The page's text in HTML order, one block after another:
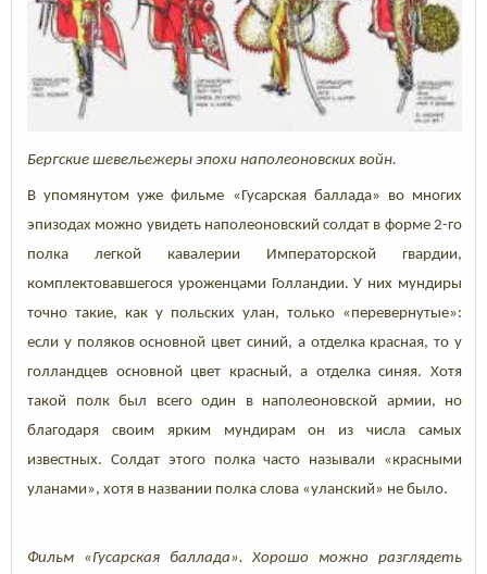
Бергские шевельежеры эпохи наполеоновских войн.
В упомянутом уже фильме «Гусарская баллада» во многих
эпизодах можно увидеть наполеоновский солдат в форме 2-го
полка легкой кавалерии Императорской гвардии,
комплектовавшегося уроженцами Голландии. У них мундиры
точно такие, как у польских улан, только «перевернутые»:
если у поляков основной цвет синий, а отделка красная, то у
голландцев основной цвет красный, а отделка синяя. Хотя
такой полк был всего один в наполеоновской армии, но
благодаря своим ярким мундирам он из числа самых
известных. Солдат этого полка часто называли «красными
уланами», хотя в названии полка слова «уланский» не было.
Фильм «Гусарская баллада». Хорошо можно разглядеть